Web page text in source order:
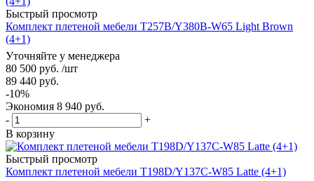
Быстрый просмотр
Комплект плетеной мебели T257B/Y380B-W65 Light Brown
(4+1)
Уточняйте у менеджера
80 500 руб. /шт
89 440 руб.
-10%
Экономия 8 940 руб.
-
+
В корзину
Быстрый просмотр
Комплект плетеной мебели T198D/Y137C-W85 Latte (4+1)